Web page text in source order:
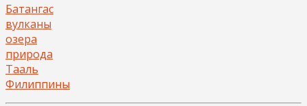
Батангас
вулканы
озера
природа
Тааль
Филиппины